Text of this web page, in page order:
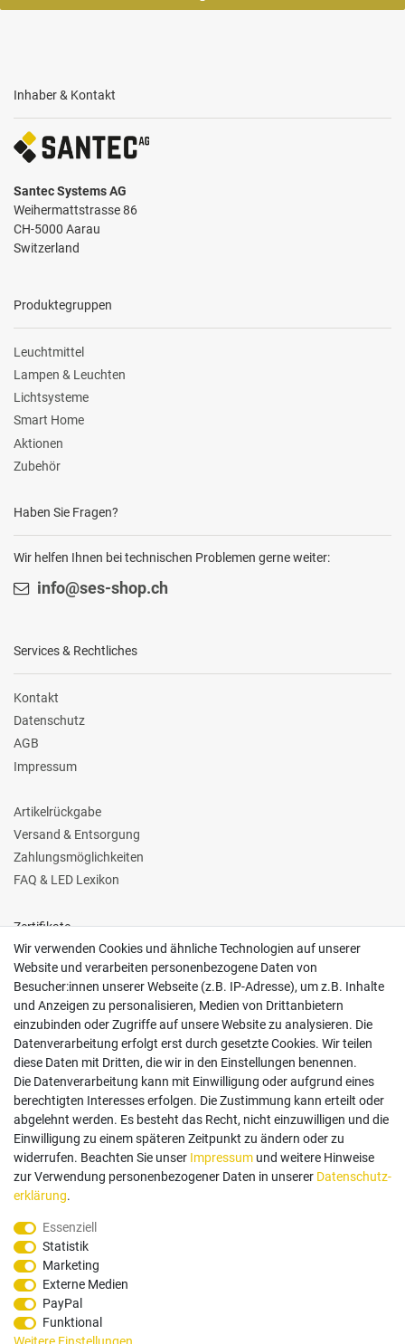
Inhaber & Kontakt
Santec Systems AG
Weihermattstrasse 86
CH-5000 Aarau
Switzerland
Produktegruppen
Leuchtmittel
Lampen & Leuchten
Lichtsysteme
Smart Home
Aktionen
Zubehör
Haben Sie Fragen?
Wir helfen Ihnen bei technischen Problemen gerne weiter:
info@ses-shop.ch
Services & Rechtliches
Kontakt
Datenschutz
AGB
Impressum
Artikelrückgabe
Versand & Entsorgung
Zahlungsmöglichkeiten
FAQ & LED Lexikon
Zertifikate
Zahlungsarten
Paypal
Versand Dienstleister
Wir verwenden Cookies und ähnliche Technologien auf unserer
Website und verarbeiten personenbezogene Daten von
Besucher:innen unserer Webseite (z.B. IP-Adresse), um z.B. Inhalte
und Anzeigen zu personalisieren, Medien von Drittanbietern
einzubinden oder Zugriffe auf unsere Website zu analysieren. Die
Datenverarbeitung erfolgt erst durch gesetzte Cookies. Wir teilen
diese Daten mit Dritten, die wir in den Einstellungen benennen.
Die Datenverarbeitung kann mit Einwilligung oder aufgrund eines
berechtigten Interesses erfolgen. Die Zustimmung kann erteilt oder
abgelehnt werden. Es besteht das Recht, nicht einzuwilligen und die
Einwilligung zu einem späteren Zeitpunkt zu ändern oder zu
widerrufen. Beachten Sie unser Impressum und weitere Hinweise
zur Verwendung personenbezogener Daten in unserer Daten­schutz­
erklärung.
Essenziell
Statistik
Marketing
Externe Medien
PayPal
Funktional